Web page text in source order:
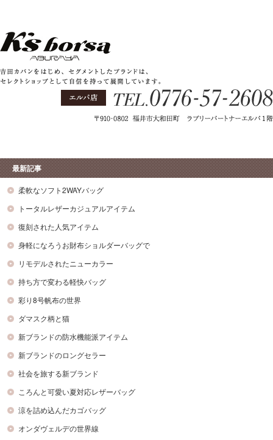
最新記事
柔軟なソフト2WAYバッグ
トータルレザーカジュアルアイテム
復刻された人気アイテム
身軽になろうお財布ショルダーバッグで
リモデルされたニューカラー
持ち方で変わる軽快バッグ
彩り8号帆布の世界
ダマスク柄と猫
新ブランドの防水機能派アイテム
新ブランドのロングセラー
社会を旅する新ブランド
ころんと可愛い夏対応レザーバッグ
涼を詰め込んだカゴバッグ
オンダヴェルデの世界線